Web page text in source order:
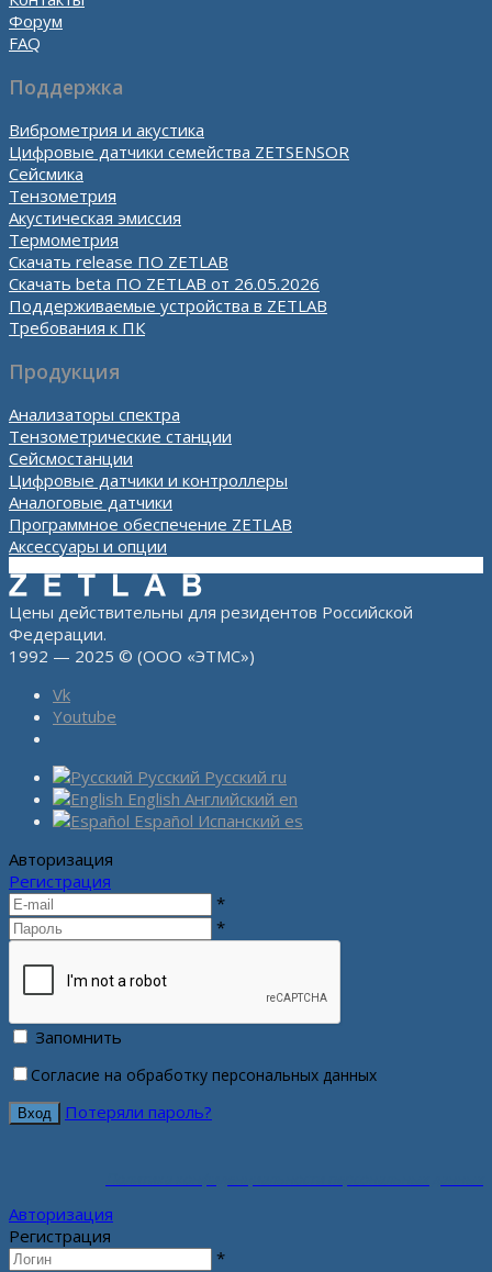
Форум
FAQ
Поддержка
Виброметрия и акустика
Цифровые датчики семейства ZETSENSOR
Сейсмика
Тензометрия
Акустическая эмиссия
Термометрия
Скачать release ПО ZETLAB
Скачать beta ПО ZETLAB от 26.05.2026
Поддерживаемые устройства в ZETLAB
Требования к ПК
Продукция
Анализаторы спектра
Тензометрические станции
Сейсмостанции
Цифровые датчики и контроллеры
Аналоговые датчики
Программное обеспечение ZETLAB
Аксессуары и опции
Цены действительны для резидентов Российской
Федерации.
1992 — 2025 © (ООО «ЭТМС»)
Vk
Youtube
Русский Русский ru
English Английский en
Español Испанский es
Авторизация
Регистрация
*
*
Запомнить
Согласие на обработку персональных данных
Потеряли пароль?
Авторизация
Регистрация
*